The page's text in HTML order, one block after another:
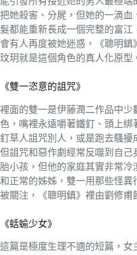
把她殺害、分屍，但她的一滴血
髮都能重新長成一個完整的富江
會有人再度被她迷惑，《聰明鎮
玟玥就是這個角色的真人化原型
《雙一恣意的詛咒》
裡面的雙一是伊藤潤二作品中少
色，嘴裡永遠嚼著鐵釘、頭上綁
釘草人詛咒別人，或是跑去騷擾
但詛咒和惡作劇經常反噬到自己
胎小孩，但他的家庭其實非常冷
和正常的姊姊，雙一用那些怪異
被關注，《聰明鎮》裡由劉修甫
《蛞蝓少女》
這篇是極度生理不適的短篇，女